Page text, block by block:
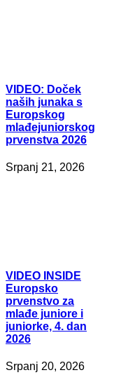
VIDEO: Doček
naših junaka s
Europskog
mlađejuniorskog
prvenstva 2026
Srpanj 21, 2026
VIDEO INSIDE
Europsko
prvenstvo za
mlađe juniore i
juniorke, 4. dan
2026
Srpanj 20, 2026